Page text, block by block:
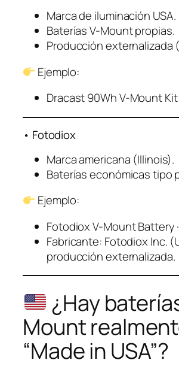
Marca de iluminación USA.
Baterías V-Mount propias.
Producción externalizada
Ejemplo:
Dracast 90Wh V-Mount Kit
• Fotodiox
Marca americana (Illinois).
Baterías económicas tipo
Ejemplo:
Fotodiox V-Mount Battery
Fabricante: Fotodiox Inc.
producción externalizada.
¿Hay
Mount
“Made in USA”?